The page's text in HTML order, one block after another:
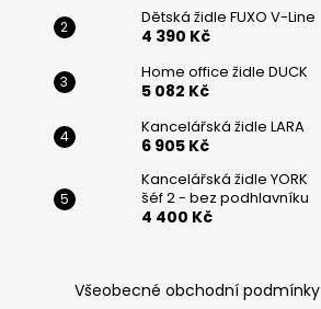
Dětská židle FUXO V-Line
4 390 Kč
Home office židle DUCK
5 082 Kč
Kancelářská židle LARA
6 905 Kč
Kancelářská židle YORK
šéf 2 - bez podhlavníku
4 400 Kč
Všeobecné obchodní podmínky